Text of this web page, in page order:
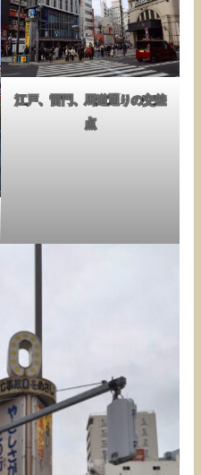
江戸、雷門、馬道通りの交差
点